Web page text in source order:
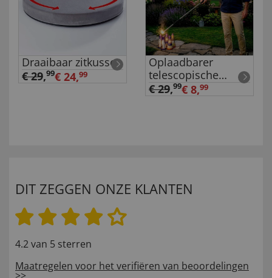
Draaibaar zitkussen
€ 29,99€ 24,99
Oplaadbarer
telescopische
aansteker
€ 29,99€ 8,99
DIT ZEGGEN ONZE KLANTEN
4.2 van 5 sterren
Maatregelen voor het verifiëren van beoordelingen